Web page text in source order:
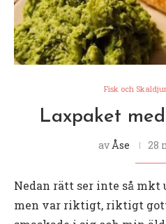
Fisk och Skaldjur
Laxpaket
av Åse 28
Nedan rätt ser inte så
men var riktigt, riktigt